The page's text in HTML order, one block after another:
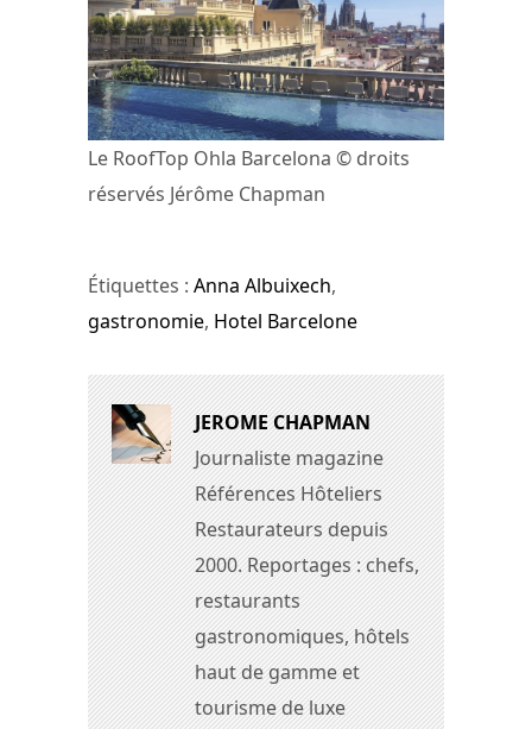
Le RoofTop Ohla Barcelona © droits
réservés Jérôme Chapman
Étiquettes : Anna Albuixech,
gastronomie, Hotel Barcelone
JEROME CHAPMAN
Journaliste magazine
Références Hôteliers
Restaurateurs depuis
2000. Reportages : chefs,
restaurants
gastronomiques, hôtels
haut de gamme et
tourisme de luxe